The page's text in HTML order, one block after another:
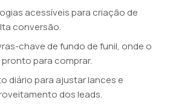
acessíveis para criação de
conversão.
chave de fundo de funil, onde o
para comprar.
diário para ajustar lances e
dos leads.